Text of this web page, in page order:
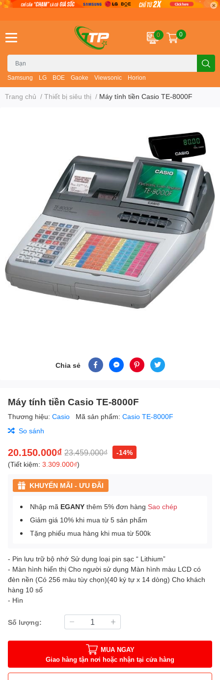
Samsung LG BOE Gaoke Viewsonic Horion
0 0
Trang chủ / Thiết bị siêu thị / Máy tính tiền Casio TE-8000F
Chia sẻ
Máy tính tiền Casio TE-8000F
Thương hiệu: Casio Mã sản phẩm: Casio TE-8000F
So sánh
20.150.000₫ 23.459.000₫
-14%
(Tiết kiệm: 3.309.000₫)
KHUYẾN MÃI - ƯU ĐÃI
Nhập mã EGANY thêm 5% đơn hàng Sao chép
Giảm giá 10% khi mua từ 5 sản phẩm
Tặng phiếu mua hàng khi mua từ 500k
- Pin lưu trữ bộ nhớ Sử dụng loại pin sạc “ Lithium”
- Màn hình hiển thị Cho người sử dụng Màn hình màu LCD có
đèn nền (Có 256 màu tùy chọn)(40 ký tự x 14 dòng) Cho khách
hàng 10 số
- Hìn
Số lượng:
MUA NGAY
Giao hàng tận nơi hoặc nhận tại cửa hàng